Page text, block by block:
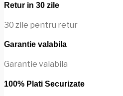
Retur in 30 zile
30 zile pentru retur
Garantie valabila
Garantie valabila
100% Plati Securizate